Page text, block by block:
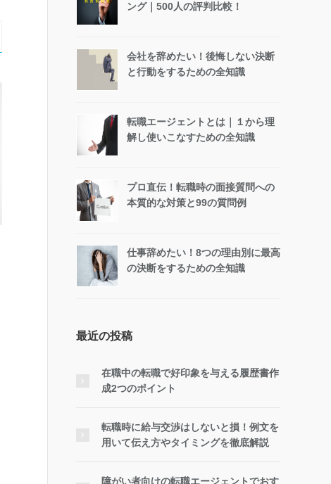
ング｜500人の評判比較！
会社を辞めたい！後悔しない決断
と行動をするための全知識
転職エージェントとは｜１から理
解し使いこなすための全知識
プロ直伝！転職時の面接質問への
本質的な対策と99の質問例
仕事辞めたい！8つの理由別に最高
の決断をするための全知識
最近の投稿
在職中の転職で好印象を与える履歴書作
成2つのポイント
転職時に給与交渉はしないと損！例文を
用いて伝え方やタイミングを徹底解説
障がい者向けの転職エージェントでおす